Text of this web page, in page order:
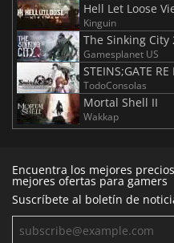
Hell Let Loose
Kinguin
The Sinking City
Gamesplanet US
STEINS;GATE RE
TodoConsolas
Mortal Shell II
Wakkap
Encuentra los mejores
mejores ofertas para gamers
Suscríbete al boletín de